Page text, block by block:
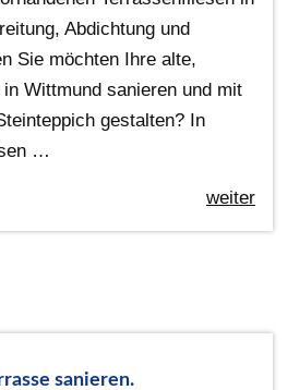
Abdichtung und
Sie möchten Ihre alte,
Wittmund sanieren und mit
gestalten? In
…
weiter
sanieren.